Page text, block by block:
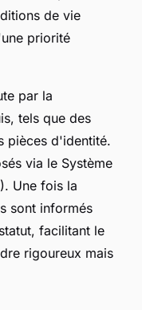
de vie
priorité
par la
tels que des
pièces d'identité.
via le Système
Une fois la
sont informés
facilitant le
rigoureux mais